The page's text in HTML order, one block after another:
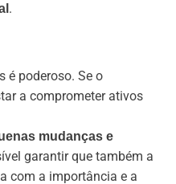
.
é poderoso. Se o
a comprometer ativos
mudanças e
garantir que também a
com a importância e a